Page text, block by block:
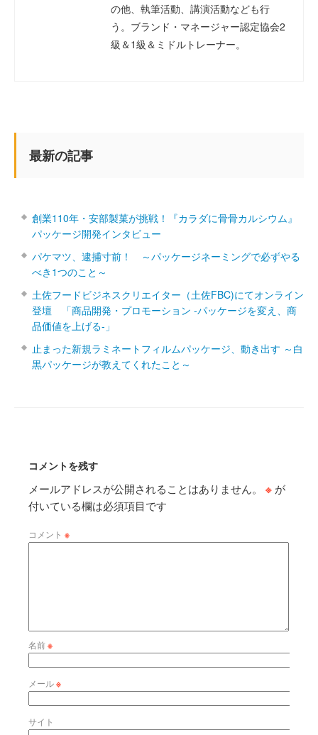
の他、執筆活動、講演活動なども行
う。ブランド・マネージャー認定協会2
級＆1級＆ミドルトレーナー。
最新の記事
創業110年・安部製菓が挑戦！『カラダに骨骨カルシウム』
パッケージ開発インタビュー
パケマツ、逮捕寸前！ ～パッケージネーミングで必ずやる
べき1つのこと～
土佐フードビジネスクリエイター（土佐FBC)にてオンライン
登壇 「商品開発・プロモーション ‐パッケージを変え、商
品価値を上げる‐」
止まった新規ラミネートフィルムパッケージ、動き出す ～白
黒パッケージが教えてくれたこと～
コメントを残す
メールアドレスが公開されることはありません。 ※ が
付いている欄は必須項目です
コメント ※
名前※
メール※
サイト